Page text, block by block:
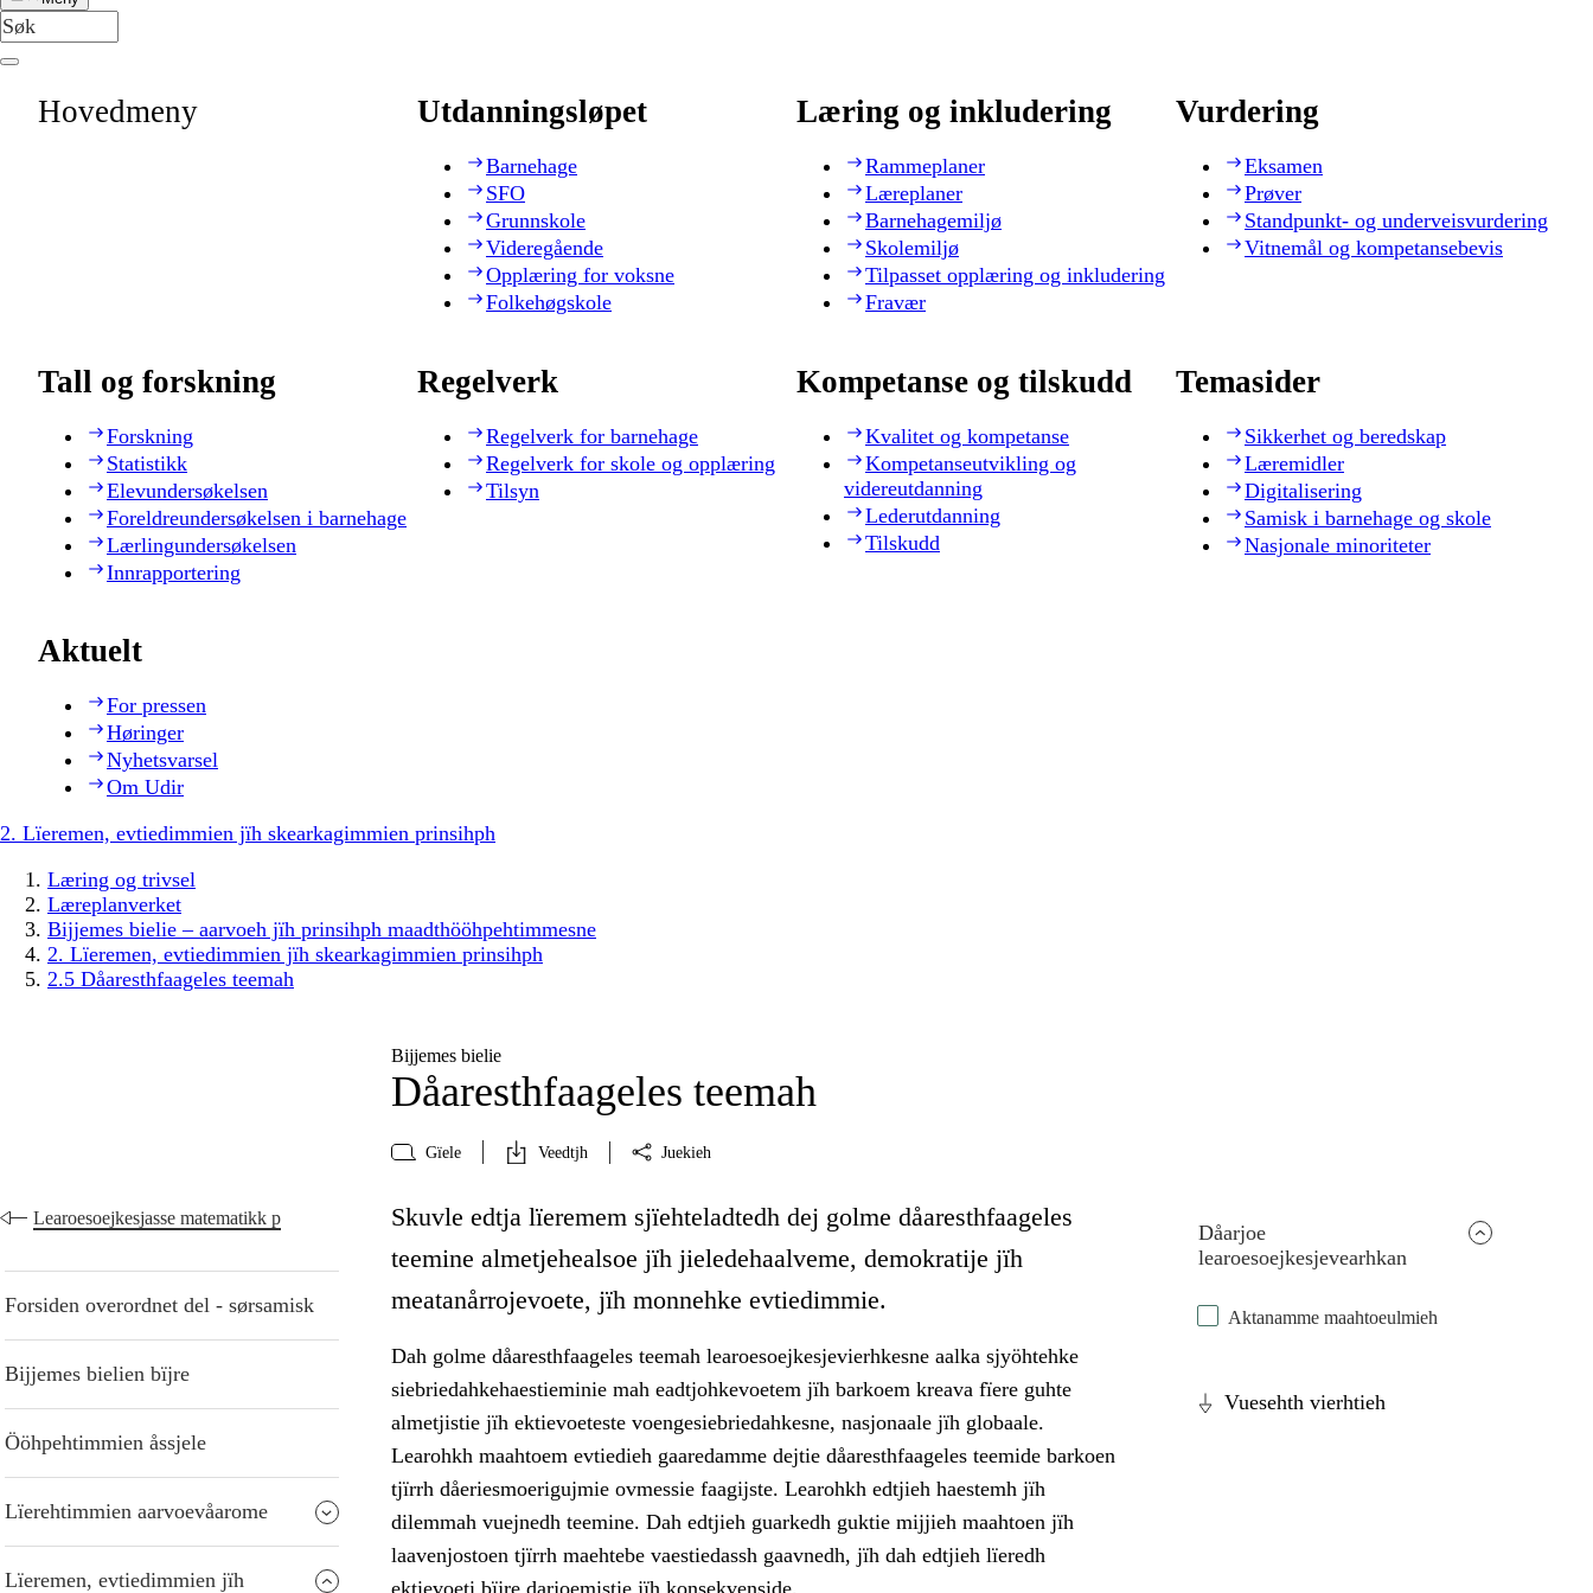
Hovedmeny Utdanningsløpet
Barnehage
SFO
Grunnskole
Videregående
Opplæring for voksne
Folkehøgskole
Læring og inkludering
Rammeplaner
Læreplaner
Barnehagemiljø
Skolemiljø
Tilpasset opplæring og inkludering
Fravær
Vurdering
Eksamen
Prøver
Standpunkt- og underveisvurdering
Vitnemål og kompetansebevis
Tall og forskning
Forskning
Statistikk
Elevundersøkelsen
Foreldreundersøkelsen i barnehage
Lærlingundersøkelsen
Innrapportering
Regelverk
Regelverk for barnehage
Regelverk for skole og opplæring
Tilsyn
Kompetanse og tilskudd
Kvalitet og kompetanse
Kompetanseutvikling og
videreutdanning
Lederutdanning
Tilskudd
Temasider
Sikkerhet og beredskap
Læremidler
Digitalisering
Samisk i barnehage og skole
Nasjonale minoriteter
Aktuelt
For pressen
Høringer
Nyhetsvarsel
Om Udir
2. Lïeremen, evtiedimmien jïh skearkagimmien prinsihph
Læring og trivsel
Læreplanverket
Bijjemes bielie – aarvoeh jïh prinsihph maadthööhpehtimmesne
2. Lïeremen, evtiedimmien jïh skearkagimmien prinsihph
2.5 Dåaresthfaageles teemah
Bijjemes bielie
Dåaresthfaageles teemah
Gïele Veedtjh Juekieh
Learoesoejkesjasse matematikk p
Forsiden overordnet del - sørsamisk
Bijjemes bielien bïjre
Ööhpehtimmien åssjele
Lïerehtimmien aarvoevåarome
Lïeremen, evtiedimmien jïh
Dåarjoe
learoesoejkesjevearhkan
Aktanamme maahtoeulmieh
Vuesehth vierhtieh
Skuvle edtja lïeremem sjïehteladtedh dej golme dåaresthfaageles
teemine almetjehealsoe jïh jieledehaalveme, demokratije jïh
meatanårrojevoete, jïh monnehke evtiedimmie.
Dah golme dåaresthfaageles teemah learoesoejkesjevierhkesne aalka sjyöhtehke
siebriedahkehaestieminie mah eadtjohkevoetem jïh barkoem kreava fïere guhte
almetjistie jïh ektievoeteste voengesiebriedahkesne, nasjonaale jïh globaale.
Learohkh maahtoem evtiedieh gaaredamme dejtie dåaresthfaageles teemide barkoen
tjïrrh dåeriesmoerigujmie ovmessie faagijste. Learohkh edtjieh haestemh jïh
dilemmah vuejnedh teemine. Dah edtjieh guarkedh guktie mijjieh maahtoen jïh
laavenjostoen tjïrrh maehtebe vaestiedassh gaavnedh, jïh dah edtjieh lïeredh